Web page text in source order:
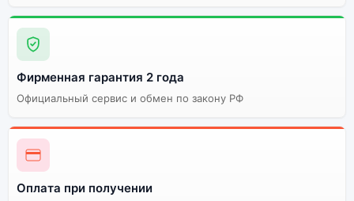
Фирменная гарантия 2 года
Официальный сервис и обмен по закону РФ
Оплата при получении